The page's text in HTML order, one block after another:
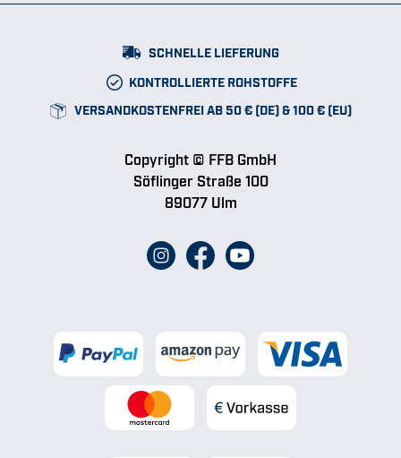
SCHNELLE LIEFERUNG
KONTROLLIERTE ROHSTOFFE
VERSANDKOSTENFREI AB 50 € (DE) & 100 € (EU)
Copyright © FFB GmbH
Söflinger Straße 100
89077 Ulm